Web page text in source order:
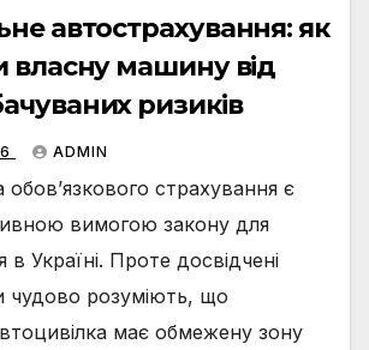
автострахування: як
власну машину від
ризиків
ADMIN
обов’язкового страхування є
вимогою закону для
в Україні. Проте досвідчені
чудово розуміють, що
має обмежену зону